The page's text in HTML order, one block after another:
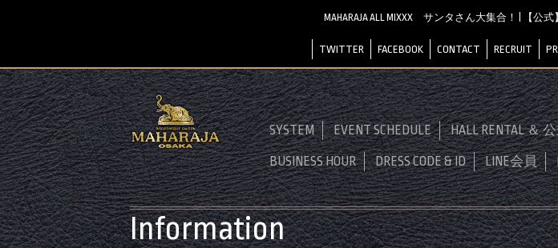
MAHARAJA ALL MIXXX サンタさん大集合！ | 【公式
TWITTER FACEBOOK CONTACT RECRUIT
SYSTEM EVENT SCHEDULE HALL RENTAL ＆
BUSINESS HOUR DRESS CODE & ID LINE会員
Information